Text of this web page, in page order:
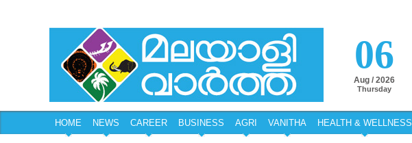
06
Aug / 2026
Thursday
HOME NEWS CAREER BUSINESS AGRI VANITHA HEALTH & WELLNESS